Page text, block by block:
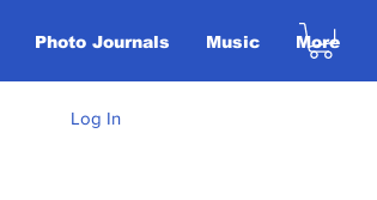
Photo Journals Music More
Log In